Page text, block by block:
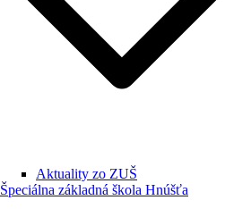
Aktuality zo ZUŠ
Špeciálna základná škola Hnúšťa